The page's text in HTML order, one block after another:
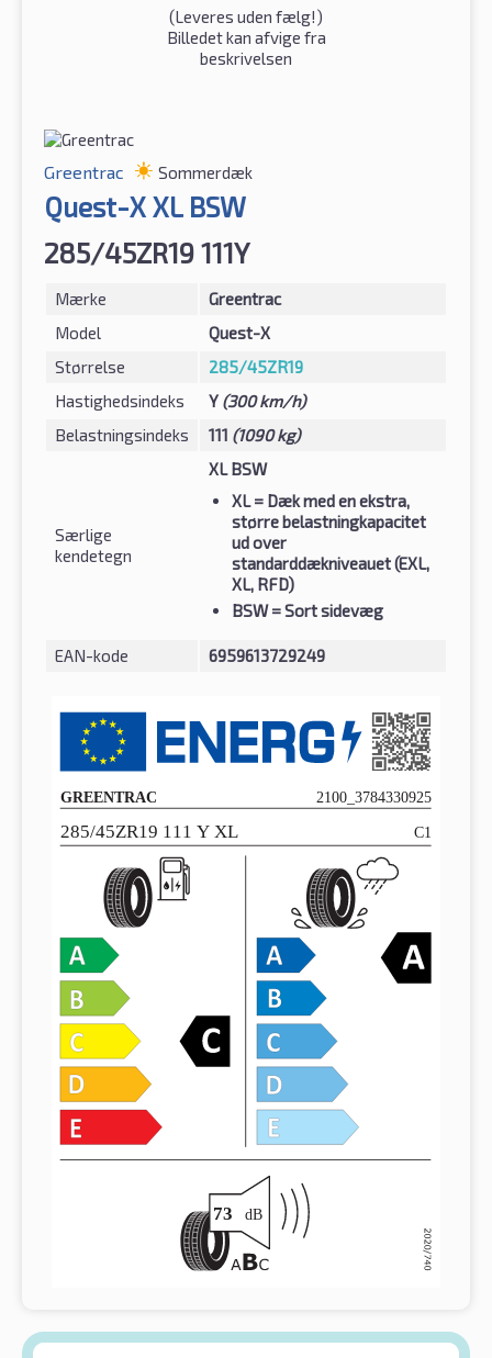
(Leveres uden fælg!)
Billedet kan afvige fra
beskrivelsen
Greentrac Sommerdæk
Quest-X XL BSW
285/45ZR19 111Y
Mærke
Greentrac
Model
Quest-X
Størrelse
285/45ZR19
Hastighedsindeks
Y (300 km/h)
Belastningsindeks
111 (1090 kg)
Særlige
kendetegn
XL BSW
XL= Dæk med en ekstra,
større belastningkapacitet
ud over
standarddækniveauet (EXL,
XL, RFD)
BSW= Sort sidevæg
EAN-kode 6959613729249